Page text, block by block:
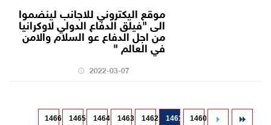
موقع اليكتروني للاجانب لينضموا
الى "فيلق الدفاع الدولي لاوكرانيا
من اجل الدفاع عو السلام والامن
في العالم "
2022-03-07
1460
1461
1462
1463
1464
1465
1466